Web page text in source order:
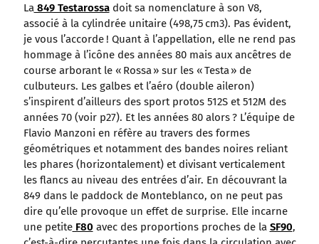
La849 Testarossadoit sa nomenclature à son V8,
associé à la cylindrée unitaire (498,75 cm3). Pas évident,
je vous l’accorde ! Quant à l’appellation, elle ne rend pas
hommage à l’icône des années 80 mais aux ancêtres de
course arborant le « Rossa » sur les « Testa » de
culbuteurs. Les galbes et l’aéro (double aileron)
s’inspirent d’ailleurs des sport protos 512S et 512M des
années 70 (voir p27). Et les années 80 alors ? L’équipe de
Flavio Manzoni en réfère au travers des formes
géométriques et notamment des bandes noires reliant
les phares (horizontalement) et divisant verticalement
les flancs au niveau des entrées d’air. En découvrant la
849 dans le paddock de Monteblanco, on ne peut pas
dire qu’elle provoque un effet de surprise. Elle incarne
une petiteF80 avec des proportions proches de la SF90,